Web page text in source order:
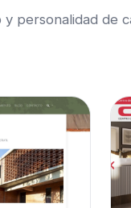
personalidad de